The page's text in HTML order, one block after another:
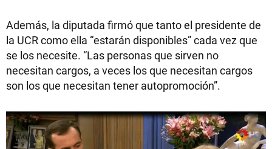
Además, la diputada firmó que tanto el presidente de
la UCR como ella “estarán disponibles” cada vez que
se los necesite. “Las personas que sirven no
necesitan cargos, a veces los que necesitan cargos
son los que necesitan tener autopromoción”.